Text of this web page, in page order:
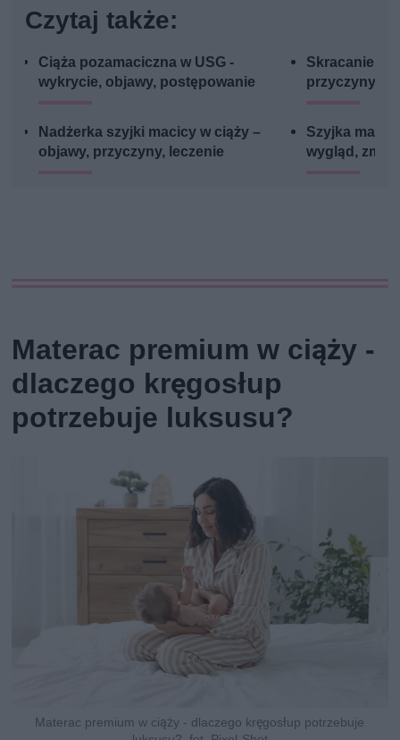
Czytaj także:
Ciąża pozamaciczna w USG -
wykrycie, objawy, postępowanie
Nadżerka szyjki macicy w ciąży –
objawy, przyczyny, leczenie
Skracanie
przyczyny,
Szyjka
wygląd,
Materac premium w ciąży -
dlaczego kręgosłup
potrzebuje luksusu?
Materac premium w ciąży - dlaczego kręgosłup potrzebuje